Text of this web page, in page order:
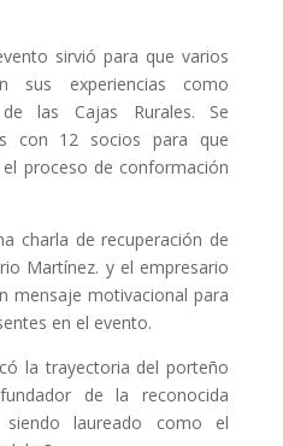
sirvió para que varios
sus experiencias como
las Cajas Rurales. Se
con 12 socios para que
proceso de conformación
charla de recuperación de
Martínez. y el empresario
mensaje motivacional para
en el evento.
la trayectoria del porteño
de la reconocida
siendo laureado como el